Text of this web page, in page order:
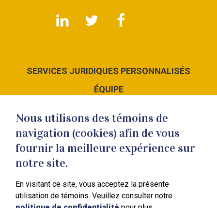
SERVICES JURIDIQUES PERSONNALISÉS
ÉQUIPE
NOUS JOINDRE
351 Blain
Mont-Saint-Hilaire
Nous utilisons des témoins de
navigation (cookies) afin de vous
fournir la meilleure expérience sur
notre site.
En visitant ce site, vous acceptez la présente
utilisation de témoins. Veuillez consulter notre